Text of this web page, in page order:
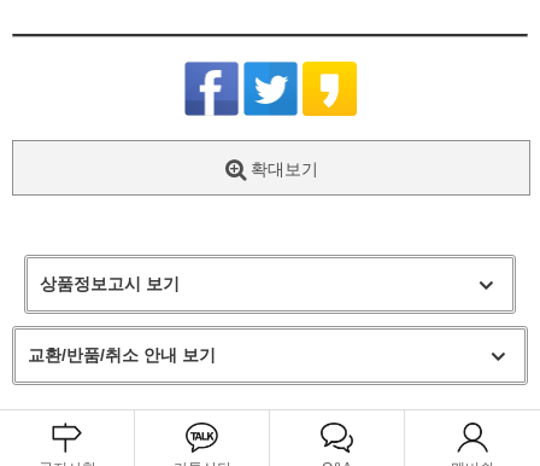
확대보기
상품정보고시 보기
교환/반품/취소 안내 보기